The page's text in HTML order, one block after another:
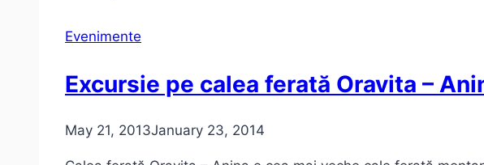
Evenimente
Excursie pe calea ferată Oravita –
May 21, 2013January 23, 2014